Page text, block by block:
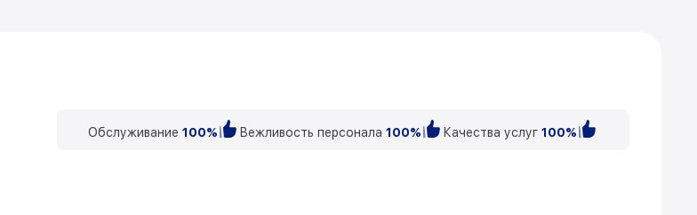
Обслуживание 100% Вежливость персонала 100% Качества услуг 100%